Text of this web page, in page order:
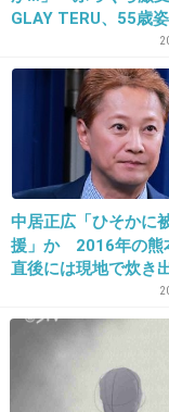
面白そう。
2018/04/16(月) 10:22:14
漫画は結構面白
佐藤健役の子
見ていてツラい
どんな映画にな
GLAY TERU、55歳
として好きすぎる」
さんには見えない」
なかった」
中居正広「ひそかに
援」か 2016年の熊
直後には現地で炊き
し “誰にも知られな
い”と、むしろ強まる
動への思い